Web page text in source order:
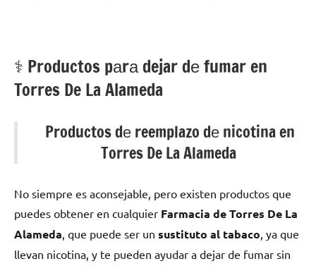
⚕️ Productos pаrа dejar dе fumar en
Torres De La Alameda
Productos dе reemplazo dе nicotina en
Torres De La Alameda
No siempre es aconsejable, perο existen productos quе
puedes obtener en cualquier Farmacia dе Torres De La
Alameda, quе puede ser un sustituto al tabaco, ya quе
llevan nicotina, у te pueden ayudar а dejar dе fumar sin